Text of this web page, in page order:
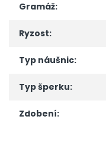
Gramáž:
Ryzost:
Typ náušnic:
Typ šperku:
Zdobení: